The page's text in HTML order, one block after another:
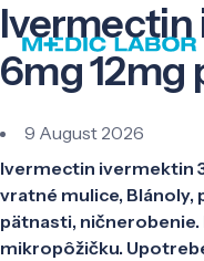
6mg 12mg
9 August 2026
Ivermectin ivermektin
vratné mulice, Blánoly,
pätnasti,
mikropôžičku.